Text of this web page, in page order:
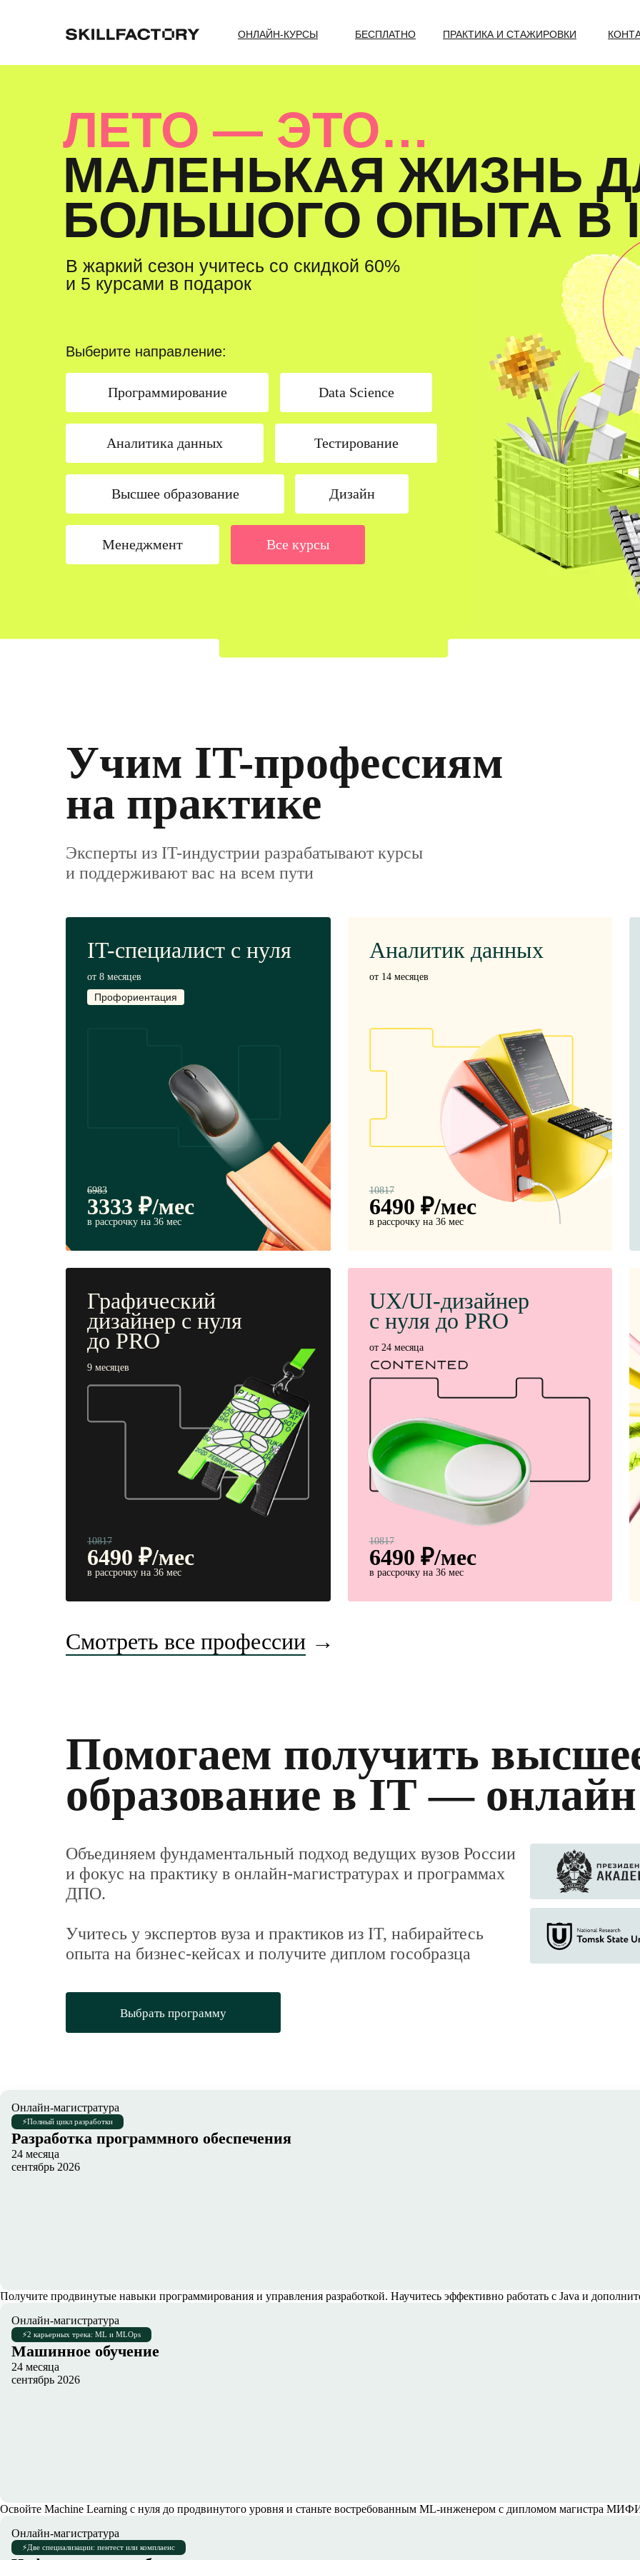
ОНЛАЙН-КУРСЫ ПРАКТИКА И СТАЖИРОВКИ
БЕСПЛАТНО
ЛЕТО — ЭТО…
МАЛЕНЬКАЯ ЖИЗНЬ
БОЛЬШОГО ОПЫТА В
В жаркий сезон учитесь со скидкой 60%
и 5 курсами в подарок
Выберите направление:
Программирование Data Science
Аналитика данных Тестирование
Высшее образование
Менеджмент Все курсы
Дизайн
Учим IT-профессиям
на практике
Эксперты из IT-индустрии разрабатывают курсы
и поддерживают вас на всем пути
IT-специалист с нуля
от 8 месяцев
Профориентация
6983
3333 ₽/мес
в рассрочку на 36 мес
Аналитик данных
от 14 месяцев
10817
6490 ₽/мес
в рассрочку на 36 мес
Графический
дизайнер с нуля
до PRO
9 месяцев
10817
6490 ₽/мес
в рассрочку на 36 мес
UX/UI-дизайнер
с нуля до PRO
от 24 месяца
10817
6490 ₽/мес
в рассрочку на 36 мес
Смотреть все профессии →
Помогаем получить
образование в IT — онлайн
Объединяем фундаментальный подход ведущих вузов России
и фокус на практику в онлайн-магистратурах и программах
ДПО.
Учитесь у экспертов вуза и практиков из IT, набирайтесь
опыта на бизнес-кейсах и получите диплом гособразца
Выбрать программу
Онлайн-магистратура
⚡Полный цикл разработки
Разработка программного обеспечения
24 месяца
сентябрь 2026
Получите продвинутые навыки программирования и управления разработкой. Научитесь эффективно работать с Java и
Онлайн-магистратура
⚡2 карьерных трека: ML и MLOps
Машинное обучение
24 месяца
сентябрь 2026
Освойте Machine Learning с нуля до продвинутого уровня и станьте востребованным ML-инженером с дипломом магистра
Онлайн-магистратура
⚡Две специализации: пентест или комплаенс